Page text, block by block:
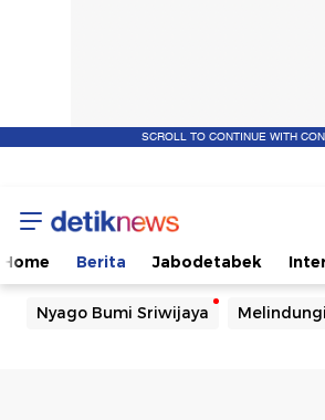
SCROLL TO CONTINUE WITH
Home Berita Jabodetabek
Nyago Bumi Sriwijaya